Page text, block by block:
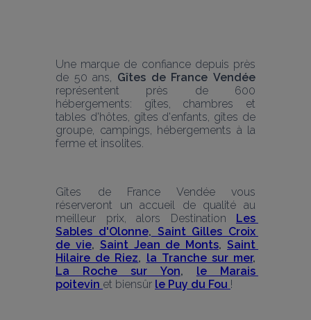
Une marque de confiance depuis près
de 50 ans, Gîtes de France Vendée
représentent près de 600
hébergements: gîtes, chambres et
tables d'hôtes, gîtes d'enfants, gîtes de
groupe, campings, hébergements à la
ferme et insolites.
Gîtes de France Vendée vous
réserveront un accueil de qualité au
meilleur prix, alors Destination Les
Sables d'Olonne, Saint Gilles Croix
de vie, Saint Jean de Monts, Saint
Hilaire de Riez, la Tranche sur mer
La Roche sur Yon, le Marais
poitevin et biensûr le Puy du Fou !